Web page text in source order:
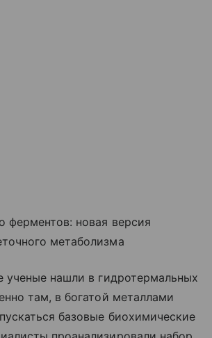
ферментов: новая версия
метаболизма
ученые нашли в гидротермальных
там, в богатой металлами
базовые биохимические